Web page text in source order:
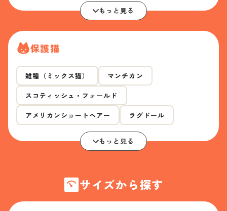
もっと見る
保護猫
雑種（ミックス猫） マンチカン
スコティッシュ・フォールド
アメリカンショートヘアー ラグドール
もっと見る
サイズから探す